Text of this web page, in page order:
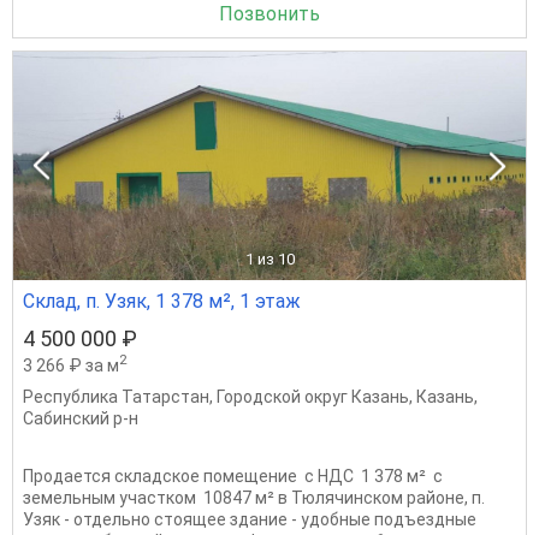
Позвонить
1 из 10
Склад, п. Узяк, 1 378 м², 1 этаж
4 500 000 ₽
3 266 ₽ за м2
Республика Татарстан, Городской округ Казань, Казань,
Сабинский р-н
Продается складское помещение с НДС 1 378 м² с
земельным участком 10847 м² в Тюлячинском районе, п.
Узяк - отдельно стоящее здание - удобные подъездные